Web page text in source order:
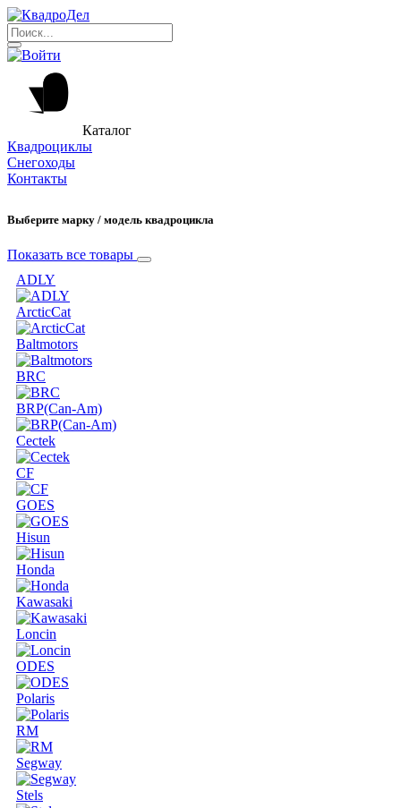
Каталог
Квадроциклы
Снегоходы
Контакты
Выберите марку / модель квадроцикла
Показать все товары
ADLY
ArcticCat
Baltmotors
BRC
BRP(Can-Am)
Cectek
CF
GOES
Hisun
Honda
Kawasaki
Loncin
ODES
Polaris
RM
Segway
Stels